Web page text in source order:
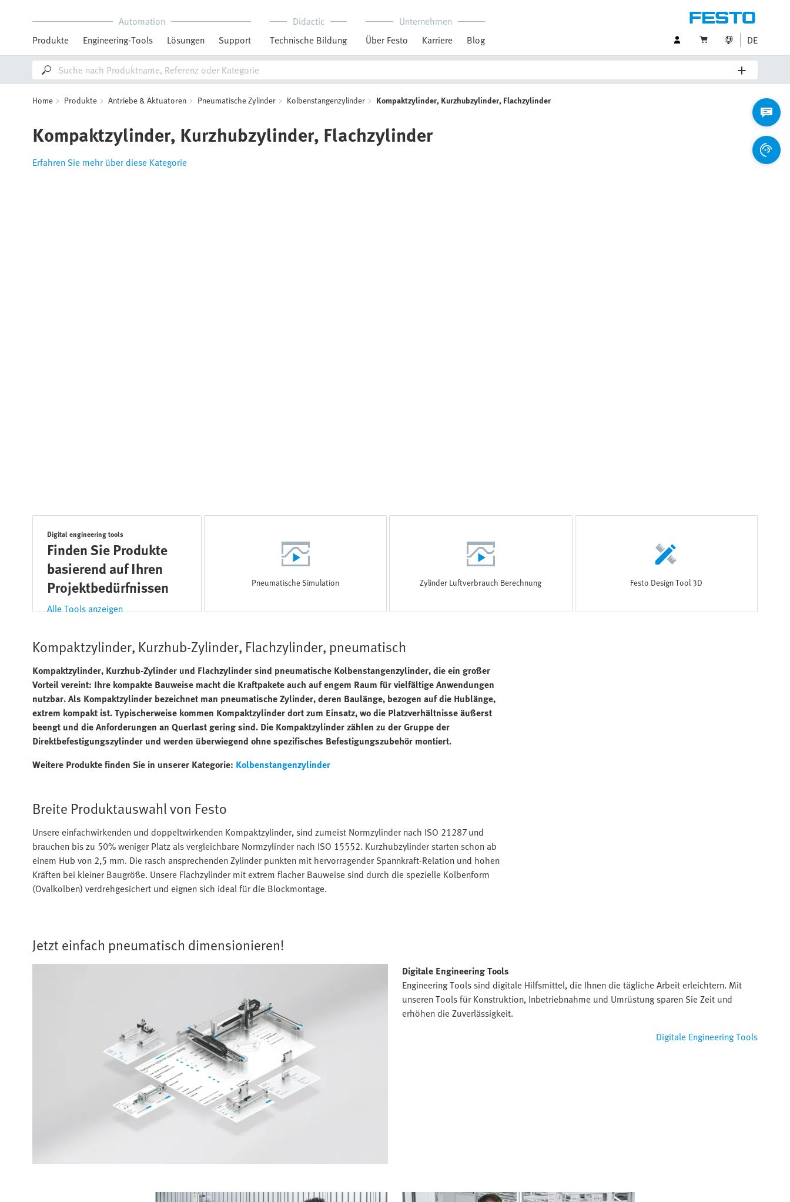
Automation
Produkte
Engineering-Tools Lösungen Support
Didactic
Technische Bildung
Unternehmen
Über Festo
Karriere Blog DE
Home Produkte Antriebe & Aktuatoren Pneumatische Zylinder Kolbenstangenzylinder Kompaktzylinder, Kurzhubzylinder, Flachzylinder
Kompaktzylinder, Kurzhubzylinder, Flachzylinder
Erfahren Sie mehr über diese Kategorie
Digital engineering tools
Finden Sie Produkte
basierend auf Ihren
Projektbedürfnissen
Alle Tools anzeigen
Pneumatische Simulation Zylinder Luftverbrauch Berechnung Festo Design Tool 3D
Kompaktzylinder, Kurzhub-Zylinder, Flachzylinder, pneumatisch
Kompaktzylinder, Kurzhub-Zylinder und Flachzylinder sind pneumatische Kolbenstangenzylinder, die ein großer
Vorteil vereint: Ihre kompakte Bauweise macht die Kraftpakete auch auf engem Raum für vielfältige Anwendungen
nutzbar. Als Kompaktzylinder bezeichnet man pneumatische Zylinder, deren Baulänge, bezogen auf die Hublänge,
extrem kompakt ist. Typischerweise kommen Kompaktzylinder dort zum Einsatz, wo die Platzverhältnisse äußerst
beengt und die Anforderungen an Querlast gering sind. Die Kompaktzylinder zählen zu der Gruppe der
Direktbefestigungszylinder und werden überwiegend ohne spezifisches Befestigungszubehör montiert.
Weitere Produkte finden Sie in unserer Kategorie: Kolbenstangenzylinder
Breite Produktauswahl von Festo
Unsere einfachwirkenden und doppeltwirkenden Kompaktzylinder, sind zumeist Normzylinder nach ISO 21287 und
brauchen bis zu 50% weniger Platz als vergleichbare Normzylinder nach ISO 15552. Kurzhubzylinder starten schon ab
einem Hub von 2,5 mm. Die rasch ansprechenden Zylinder punkten mit hervorragender Spannkraft-Relation und hohen
Kräften bei kleiner Baugröße. Unsere Flachzylinder mit extrem flacher Bauweise sind durch die spezielle Kolbenform
(Ovalkolben) verdrehgesichert und eignen sich ideal für die Blockmontage.
Jetzt einfach pneumatisch dimensionieren!
Digitale Engineering Tools
Engineering Tools sind digitale Hilfsmittel, die Ihnen die tägliche Arbeit erleichtern. Mit
unseren Tools für Konstruktion, Inbetriebnahme und Umrüstung sparen Sie Zeit und
erhöhen die Zuverlässigkeit.
Digitale Engineering Tools